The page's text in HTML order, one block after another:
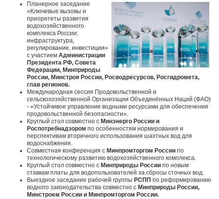
Планерное заседание
«Ключевые вызовы и
приоритеты развития
водохозяйственного
комплекса России:
инфраструктура,
регулирование, инвестиции»
с участием Администрации
Президента РФ, Совета
Федерации, Минприроды
России, Минстроя России, Росводресурсов, Росгидромета,
глав регионов.
Международная сессия Продовольственной и
сельскохозяйственной Организации Объединённых Наций (ФАО)
- «Устойчивое управление водными ресурсами для обеспечения
продовольственной безопасности».
Круглый стол совместно с Минэнерго России и
Роспотребнадзором по особенностям нормирования и
перспективам вторичного использования шахтных вод для
водоснабжения.
Совместная конференция с Минпромторгом России по
технологическому развитию водохозяйственного комплекса.
Круглый стол совместно с Минприроды России по новым
ставкам платы для водопользователей за сбросы сточных вод.
Выездное заседание рабочей группы РСПП по реформированию
водного законодательства совместно с Минприроды России,
Минстроем России и Минпромторгом России.